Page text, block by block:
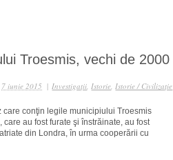
Troesmis, vechi de 2000
| Investigaţii,Istorie,Istorie / Civilizaţie
7 iunie 2015
conţin legile municipiului Troesmis
au fost furate şi înstrăinate, au fost
din Londra, în urma cooperării cu